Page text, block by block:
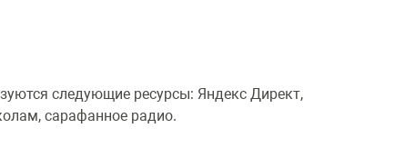
следующие ресурсы: Яндекс Директ,
сарафанное радио.